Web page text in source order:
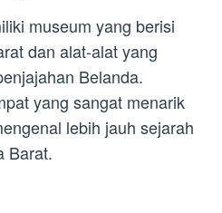
museum yang berisi
dan alat-alat yang
Belanda.
yang sangat menarik
lebih jauh sejarah
Barat.